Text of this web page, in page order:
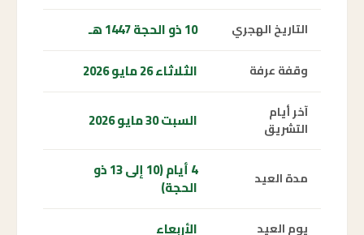
التاريخ الهجري 10 ذو الحجة 1447 هـ
وقفة عرفة الثلاثاء 26 مايو 2026
آخر أيام
التشريق
السبت 30 مايو 2026
مدة العيد 4 أيام (10 إلى 13 ذو
الحجة)
يوم العيد الأربعاء